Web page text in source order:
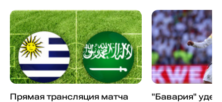
Прямая трансляция матча
"Бавария"